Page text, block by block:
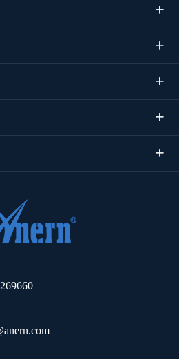




